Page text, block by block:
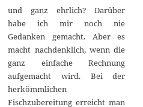
und ganz ehrlich? Darüber
habe ich mir noch nie
Gedanken gemacht. Aber es
macht nachdenklich, wenn die
ganz einfache Rechnung
aufgemacht wird. Bei der
herkömmlichen
Fischzubereitung erreicht man